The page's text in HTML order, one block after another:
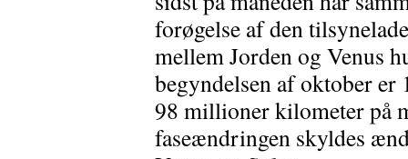
forøgelse af den
mellem Jorden og Venus
begyndelsen af oktober
98 millioner kilometer på
faseændringen skyldes